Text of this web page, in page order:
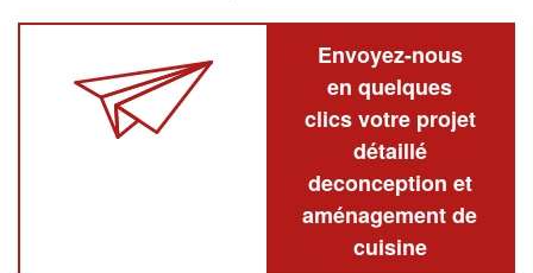
Envoyez-nous
en quelques
clics votre projet
détaillé
deconception et
aménagement de
cuisine